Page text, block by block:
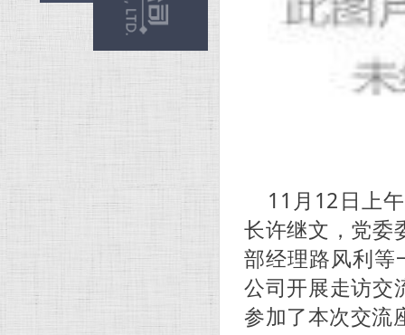
11月12日上
长许继文，党委
部经理路风利等
公司开展走访交
参加了本次交流